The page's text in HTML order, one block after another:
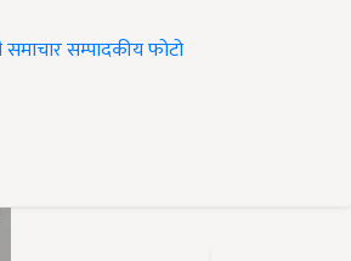
सम्पादकीयफोटो